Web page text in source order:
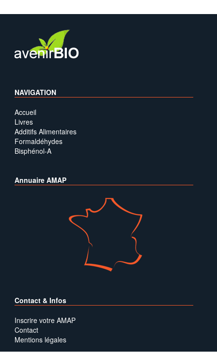
NAVIGATION
Accueil
Livres
Additifs Alimentaires
Formaldéhydes
Bisphénol-A
Annuaire AMAP
Contact & Infos
Inscrire votre AMAP
Contact
Mentions légales